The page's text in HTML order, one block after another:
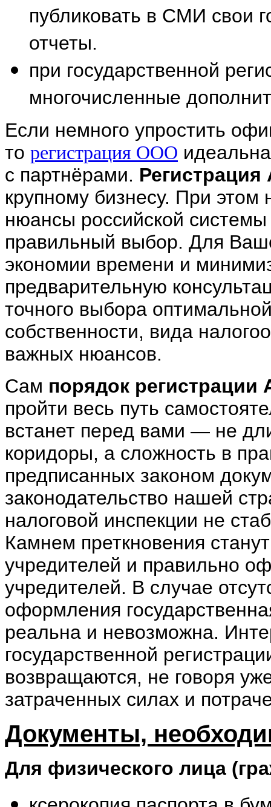
публиковать в СМИ свои
отчеты.
при государственной
многочисленные
Если немного упростить
то регистрация ООО
с партнёрами.
крупному бизнесу. При
нюансы российской
правильный выбор. Для
экономии времени и
предварительную
точного выбора
собственности, вида
важных нюансов.
Сам порядок регистрации
пройти весь путь
встанет перед вами — не
коридоры, а сложность в
предписанных законом
законодательство нашей
налоговой инспекции не
Камнем преткновения
учредителей и правильно
учредителей. В случае
оформления
реальна и невозможна.
государственной
возвращаются, не говоря
затраченных силах и
Документы,
Для физического лица